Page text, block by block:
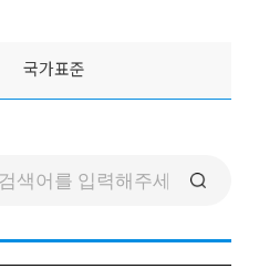
국가표준